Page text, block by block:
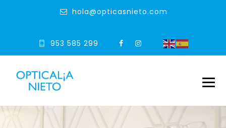
hola@opticasnieto.com
953 585 299